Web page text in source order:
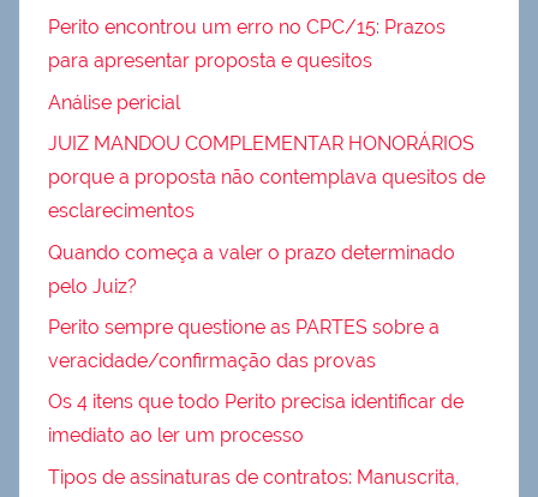
Perito encontrou um erro no CPC/15: Prazos
para apresentar proposta e quesitos
Análise pericial
JUIZ MANDOU COMPLEMENTAR HONORÁRIOS
porque a proposta não contemplava quesitos de
esclarecimentos
Quando começa a valer o prazo determinado
pelo Juiz?
Perito sempre questione as PARTES sobre a
veracidade/confirmação das provas
Os 4 itens que todo Perito precisa identificar de
imediato ao ler um processo
Tipos de assinaturas de contratos: Manuscrita,